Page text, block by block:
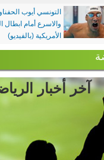
التونسي أيوب
والاسرع أمام ابطال
الأمريكية (بالفيديو)
آخر أخبار